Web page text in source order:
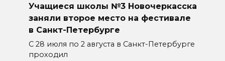
Учащиеся школы №3 Новочеркасска
заняли второе место на фестивале
в Санкт-Петербурге
С 28 июля по 2 августа в Санкт-Петербурге
проходил